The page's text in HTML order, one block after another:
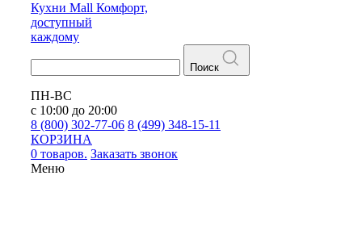
Кухни Mall Комфорт,
доступный
каждому
Поиск
ПН-ВС
с 10:00 до 20:00
8 (800) 302-77-06 8 (499) 348-15-11
КОРЗИНА
0 товаров. Заказать звонок
Меню